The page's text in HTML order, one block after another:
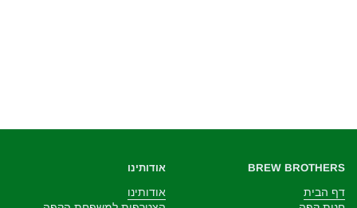
BREW BROTHERS
דף הבית
אודותינו
אודותינו